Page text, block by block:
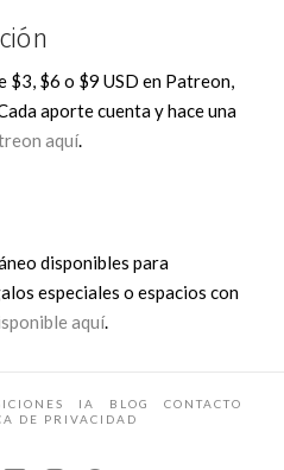
$3, $6 o $9 USD en Patreon,
aporte cuenta y hace una
aquí.
disponibles para
especiales o espacios con
aquí.
IA BLOG
CONTACTO
DE PRIVACIDAD